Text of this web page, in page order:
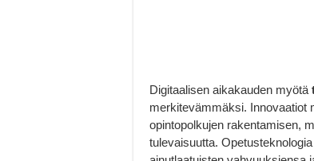
Digitaalisen aikakauden myötä
merkitevämmäksi. Innovaatiot
opintopolkujen rakentamisen,
tulevaisuutta.